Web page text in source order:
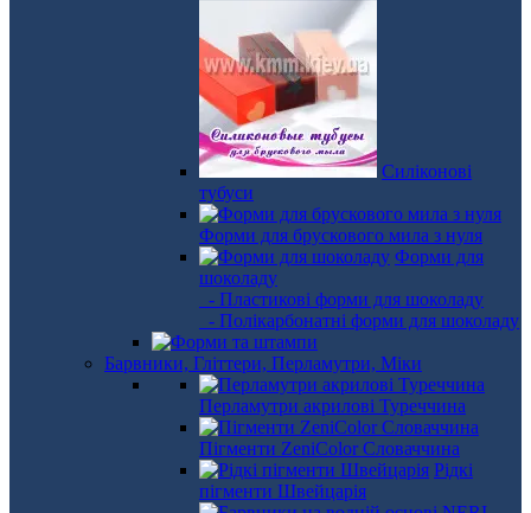
Силіконові
тубуси
Форми для брускового мила з нуля
Форми для
шоколаду
- Пластикові форми для шоколаду
- Полікарбонатні форми для шоколаду
Барвники, Гліттери, Перламутри, Міки
Перламутри акрилові Туреччина
Пігменти ZeniColor Словаччина
Рідкі
пігменти Швейцарія